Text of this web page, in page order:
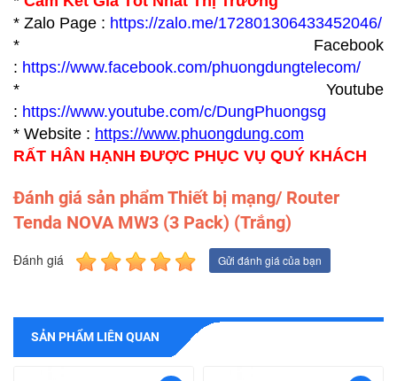
* Zalo Page : https://zalo.me/172801306433452046/
* Facebook
: https://www.facebook.com/phuongdungtelecom/
* Youtube
: https://www.youtube.com/c/DungPhuongsg
* Website : https://www.phuongdung.com
RẤT HÂN HẠNH ĐƯỢC PHỤC VỤ QUÝ KHÁCH
Đánh giá sản phẩm Thiết bị mạng/ Router
Tenda NOVA MW3 (3 Pack) (Trắng)
Đánh giá Gửi đánh giá của bạn
SẢN PHẨM LIÊN QUAN